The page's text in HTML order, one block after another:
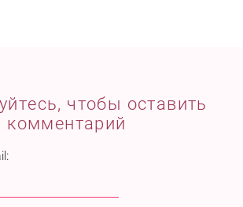
чтобы оставить
комментарий